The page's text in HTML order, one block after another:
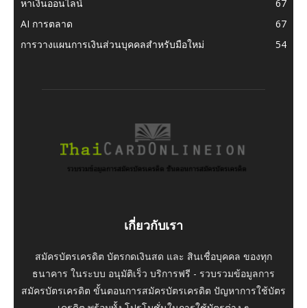
หาเงินออนไลน์
67
AI การตลาด
67
การวางแผนการเงินส่วนบุคคลสำหรับมือใหม่
54
เกี่ยวกับเรา
สมัครบัตรเครดิต บัตรกดเงินสด และ สินเชื่อบุคคล ของทุก
ธนาคาร ในระบบ อนุมัติเร็ว บริการฟรี - รวบรวมข้อมูลการ
สมัครบัตรเครดิต ขั้นตอนการสมัครบัตรเครดิต ปัญหาการใช้บัตร